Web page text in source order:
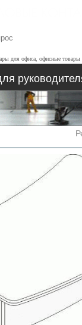
для офиса, офисные товары